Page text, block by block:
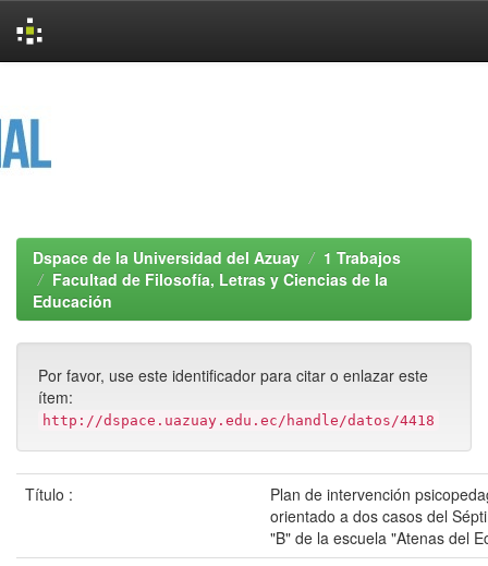
Dspace de la Universidad del Azuay
1 Trabajos
Facultad de Filosofía, Letras y Ciencias de la
Educación
Por favor, use este identificador para citar o enlazar este
ítem:
http://dspace.uazuay.edu.ec/handle/datos/4418
Título :
Plan de intervención
orientado a dos casos del
"B" de la escuela "Atenas del